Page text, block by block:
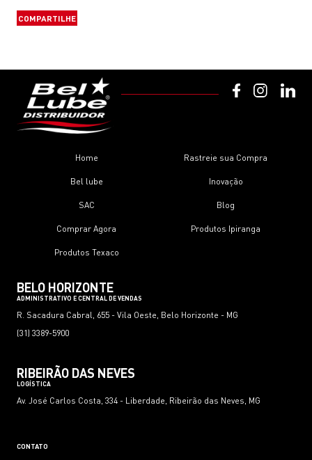
COMPARTILHE
Home Rastreie sua Compra
Bel lube Inovação
SAC Blog
Comprar Agora Produtos Ipiranga
Produtos Texaco
BELO HORIZONTE
ADMINISTRATIVO E CENTRAL DE VENDAS
R. Sacadura Cabral, 655 - Vila Oeste, Belo Horizonte - MG
(31) 3389-5900
RIBEIRÃO DAS NEVES
LOGÍSTICA
Av. José Carlos Costa, 334 - Liberdade, Ribeirão das Neves, MG
CONTATO